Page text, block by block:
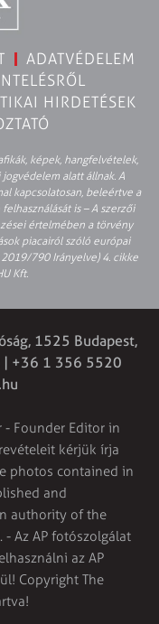
ADATVÉDELEM
HIRDETÉSEK
képek, hangfelvételek,
alatt állnak. A
kapcsolatosan, beleértve a
is – A szerzői
értelmében a törvény
piacairól szóló európai
2019/790 Irányelve) 4. cikke
Kft.
1525 Budapest,
| +36 1 356 5520
- Founder Editor in
kérjük írja
photos contained in
and
authority of the
- Az AP fotószolgálat
az AP
Copyright The